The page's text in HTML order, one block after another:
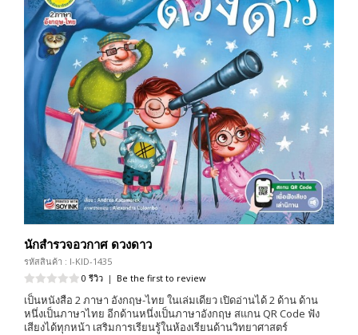
นักสำรวจอวกาศ ดวงดาว
รหัสสินค้า : I-KID-1435
0 รีวิว | Be the first to review
เป็นหนังสือ 2 ภาษา อังกฤษ-ไทย ในเล่มเดียว เปิดอ่านได้ 2 ด้าน ด้าน
หนึ่งเป็นภาษาไทย อีกด้านหนึ่งเป็นภาษาอังกฤษ สแกน QR Code ฟัง
เสียงได้ทุกหน้า เสริมการเรียนรู้ในห้องเรียนด้านวิทยาศาสตร์